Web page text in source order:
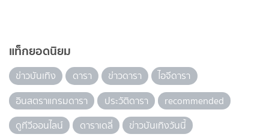
แท็กยอดนิยม
ข่าวบันเทิง ดารา ข่าวดารา
ไอจีดารา
อินสตราแกรมดารา
ประวัติดารา
recommended
ดูทีวีออนไลน์
ดาราเดลี่ ข่าวบันเทิงวันนี้